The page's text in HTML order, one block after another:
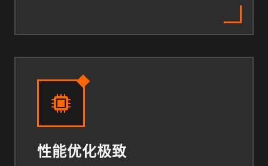
性能优化极致